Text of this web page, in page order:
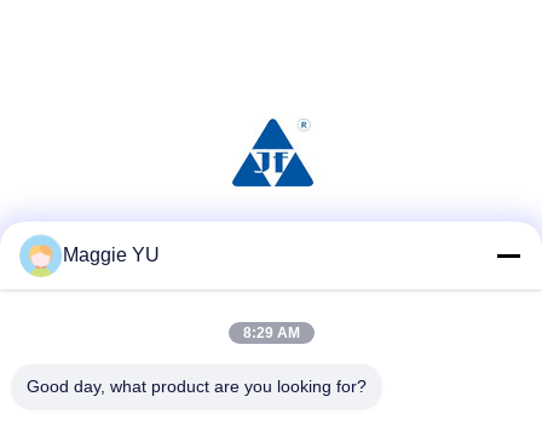
Maggie YU
8:29 AM
Good day, what product are you looking for?